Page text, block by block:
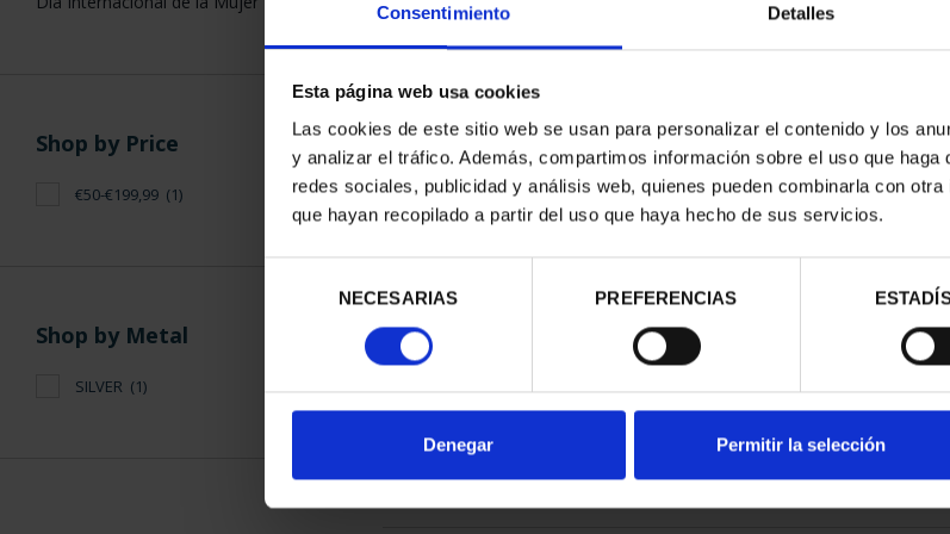
Consentimiento Detalles
Esta página web usa cookies
Las cookies de este sitio web se usan para personalizar el contenido y los
y analizar el tráfico. Además, compartimos información sobre el uso que
redes sociales, publicidad y análisis web, quienes pueden combinarla con
que hayan recopilado a partir del uso que haya hecho de sus servicios.
consentimiento
NECESARIAS PREFERENCIAS
Denegar Permitir la selección
Shop by Price
€50-€199,99 (1)
Shop by Metal
SILVER (1)
EMILIA PARDO BAZAN
(2021) SILVER COIN
SORT BY: